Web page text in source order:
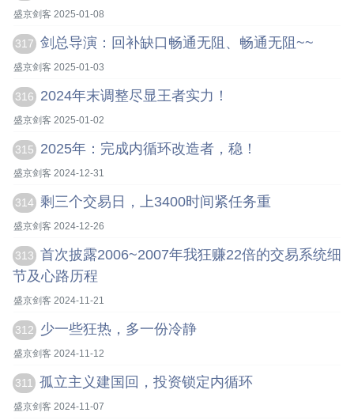
盛京剑客 2025-01-08
317 剑总导演：回补缺口畅通无阻、畅通无阻~~
盛京剑客 2025-01-03
316 2024年末调整尽显王者实力！
盛京剑客 2025-01-02
315 2025年：完成内循环改造者，稳！
盛京剑客 2024-12-31
314 剩三个交易日，上3400时间紧任务重
盛京剑客 2024-12-26
313 首次披露2006~2007年我狂赚22倍的交易系统细
节及心路历程
盛京剑客 2024-11-21
312 少一些狂热，多一份冷静
盛京剑客 2024-11-12
311 孤立主义建国回，投资锁定内循环
盛京剑客 2024-11-07